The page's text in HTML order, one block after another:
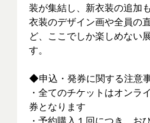
装が集結し、新⾐装の追加
衣装のデザイン画や全員の
ど、ここでしか楽しめない
す。
◆申込・発券に関する注意
・全てのチケットはオンラ
券となります
・予約購入１回につき、お